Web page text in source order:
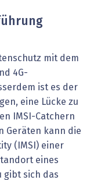
mit dem
4G-
ist es der
eine Lücke zu
IMSI-Catchern
Geräten kann die
(IMSI) einer
eines
gibt sich das